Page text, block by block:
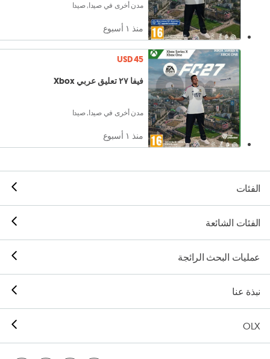
مدن أخرى في صيدا, صيدا
منذ ١ أسبوع
USD 45
فيفا ٢٧ تعليق عربي Xbox
مدن أخرى في صيدا, صيدا
منذ ١ أسبوع
الفئات
الفئات الشائعة
عمليات البحث الرائجة
نبذة عنا
OLX